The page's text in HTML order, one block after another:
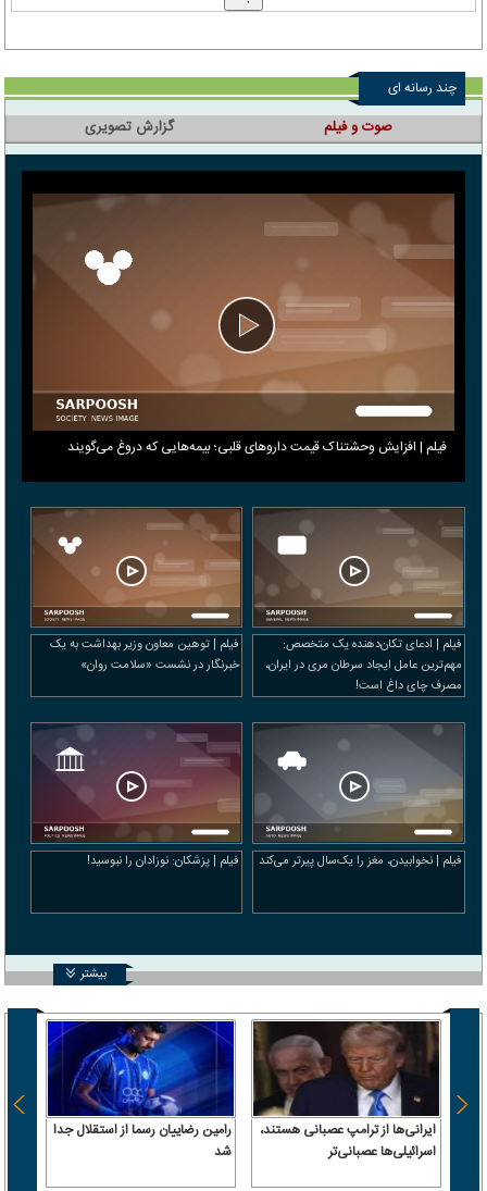
چند رسانه ای
صوت و فیلم
فیلم | افزایش وحشتناک قیمت داروهای قلبی؛ بیمه‌هایی که دروغ می‎‌گویند
فیلم | ادعای تکان‌دهنده یک متخصص:
مهم‌ترین عامل ایجاد سرطان مری در ایران،
مصرف چای داغ است!
فیلم | توهین معاون وزیر بهداشت به یک
خبرنگار در نشست «سلامت روان»
فیلم | نخوابیدن، مغز را یک‌سال پیرتر می‌کند فیلم | پزشکان: نوزادان را نبوسید!
بیشتر
گزارش تصویری
ایرانی‌ها از ترامپ عصبانی هستند،
اسرائیلی‌ها عصبانی‌تر
رامین رضاییان رسما از استقلال جدا
شد